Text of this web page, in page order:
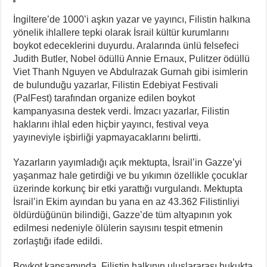
İngiltere’de 1000’i aşkın yazar ve yayıncı, Filistin halkına
yönelik ihlallere tepki olarak İsrail kültür kurumlarını
boykot edeceklerini duyurdu. Aralarında ünlü felsefeci
Judith Butler, Nobel ödüllü Annie Ernaux, Pulitzer ödüllü
Viet Thanh Nguyen ve Abdulrazak Gurnah gibi isimlerin
de bulunduğu yazarlar, Filistin Edebiyat Festivali
(PalFest) tarafından organize edilen boykot
kampanyasına destek verdi. İmzacı yazarlar, Filistin
haklarını ihlal eden hiçbir yayıncı, festival veya
yayıneviyle işbirliği yapmayacaklarını belirtti.
Yazarların yayımladığı açık mektupta, İsrail’in Gazze’yi
yaşanmaz hale getirdiği ve bu yıkımın özellikle çocuklar
üzerinde korkunç bir etki yarattığı vurgulandı. Mektupta
İsrail’in Ekim ayından bu yana en az 43.362 Filistinliyi
öldürdüğünün bilindiği, Gazze’de tüm altyapının yok
edilmesi nedeniyle ölülerin sayısını tespit etmenin
zorlaştığı ifade edildi.